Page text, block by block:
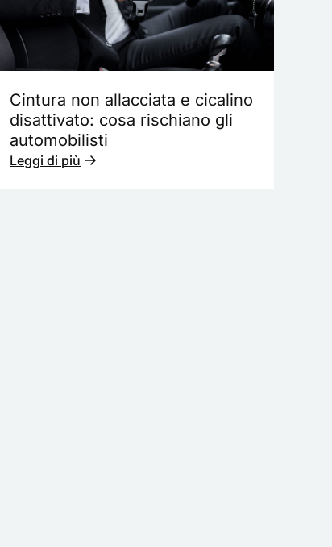
Cintura non allacciata e cicalino
disattivato: cosa rischiano gli
automobilisti
Leggi di più